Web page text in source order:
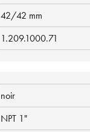
42/42 mm
1.209.1000.71
noir
NPT 1"